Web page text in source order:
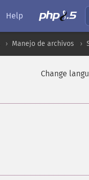
Help
Manejo de archivos
Change